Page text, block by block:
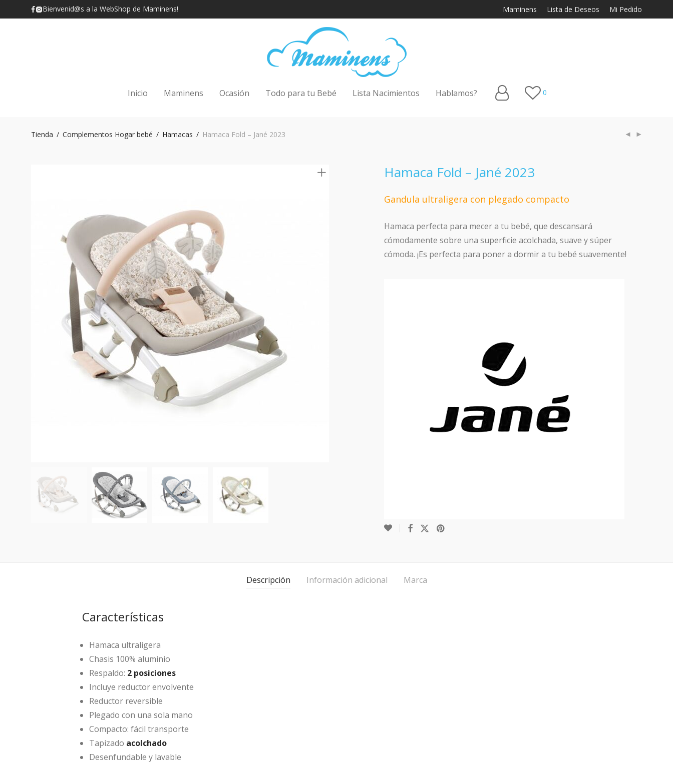
Bienvenid@s a la WebShop de Maminens! Maminens Lista de Deseos Mi Pedido
Inicio Maminens Ocasión Todo para tu Bebé Lista Nacimientos Hablamos? 0
Tienda / Complementos Hogar bebé / Hamacas / Hamaca Fold – Jané 2023
Hamaca Fold – Jané 2023
Gandula ultraligera con plegado compacto
Hamaca perfecta para mecer a tu bebé, que descansará
cómodamente sobre una superficie acolchada, suave y súper
cómoda. ¡Es perfecta para poner a dormir a tu bebé suavemente!
Descripción Información adicional Marca
Características
Hamaca ultraligera
Chasis 100% aluminio
Respaldo: 2 posiciones
Incluye reductor envolvente
Reductor reversible
Plegado con una sola mano
Compacto: fácil transporte
Tapizado acolchado
Desenfundable y lavable